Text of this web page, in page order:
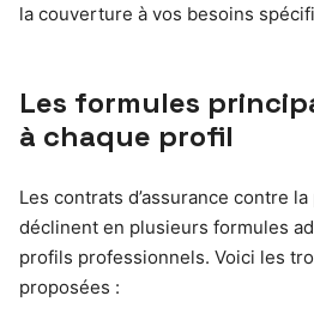
la couverture à vos besoins
Les formules
à chaque profil
Les contrats d’assurance contre
déclinent en plusieurs formules
profils professionnels. Voici les
proposées :